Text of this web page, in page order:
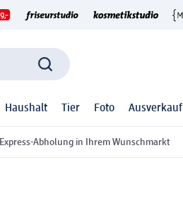
Haushalt Tier Foto Ausverkauf
Express-Abholung in Ihrem Wunschmarkt